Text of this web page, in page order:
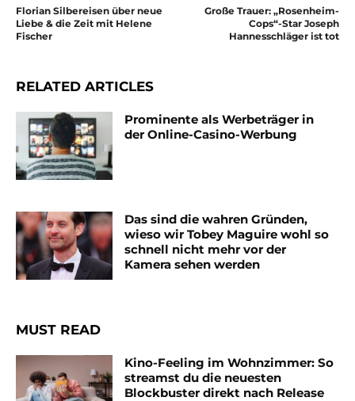
Florian Silbereisen über neue
Liebe & die Zeit mit Helene
Fischer
Große Trauer: „Rosenheim-
Cops“-Star Joseph
Hannesschläger ist tot
RELATED ARTICLES
Prominente als Werbeträger in
der Online-Casino-Werbung
Das sind die wahren Gründen,
wieso wir Tobey Maguire wohl so
schnell nicht mehr vor der
Kamera sehen werden
MUST READ
Kino-Feeling im Wohnzimmer: So
streamst du die neuesten
Blockbuster direkt nach Release